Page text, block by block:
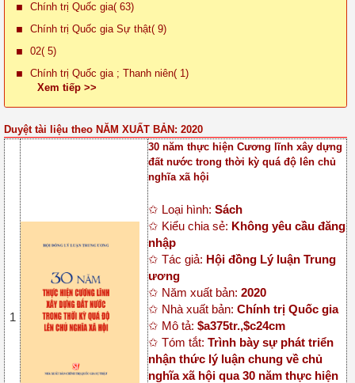
Chính trị Quốc gia( 63)
Chính trị Quốc gia Sự thật( 9)
02( 5)
Chính trị Quốc gia ; Thanh niên( 1)
Xem tiếp >>
Duyệt tài liệu theo NĂM XUẤT BẢN: 2020
1
30 năm thực hiện Cương lĩnh xây dựng
đất nước trong thời kỳ quá độ lên chủ
nghĩa xã hội
✩ Loại hình: Sách
✩ Kiểu chia sẻ: Không yêu cầu đăng
nhập
✩ Tác giả: Hội đồng Lý luận Trung
ương
✩ Năm xuất bản: 2020
✩ Nhà xuất bản: Chính trị Quốc gia
✩ Mô tả: $a375tr.,$c24cm
✩ Tóm tắt: Trình bày sự phát triển
nhận thức lý luận chung về chủ
nghĩa xã hội qua 30 năm thực hiện